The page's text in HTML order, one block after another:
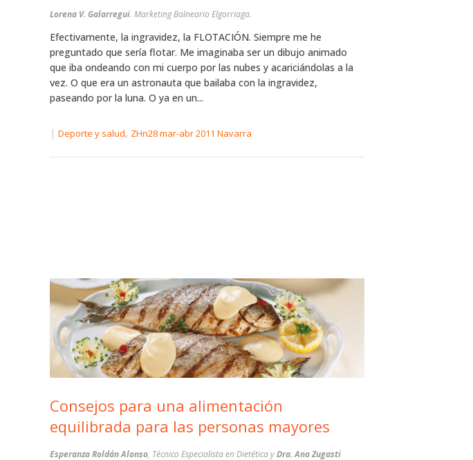
Lorena V. Galarregui. Marketing Balneario Elgorriaga.
Efectivamente, la ingravidez, la FLOTACIÓN. Siempre me he
preguntado que sería flotar. Me imaginaba ser un dibujo animado
que iba ondeando con mi cuerpo por las nubes y acariciándolas a la
vez. O que era un astronauta que bailaba con la ingravidez,
paseando por la luna. O ya en un...
| Deporte y salud, ZHn28 mar-abr 2011 Navarra
Consejos para una alimentación
equilibrada para las personas mayores
Esperanza Roldán Alonso, Técnico Especialista en Dietética yDra. Ana Zugasti